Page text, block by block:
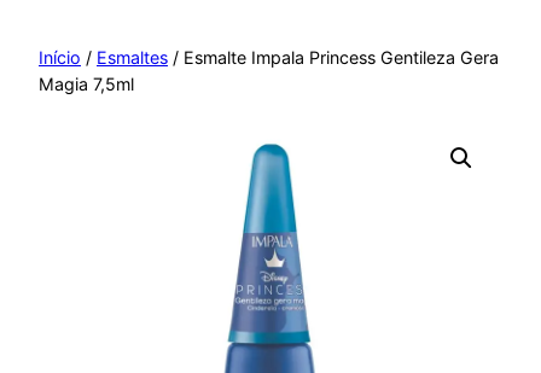
paraInício / Esmaltes / Esmalte Impala Princess Gentileza Gera
Magia 7,5ml